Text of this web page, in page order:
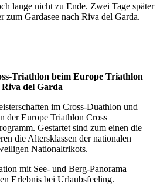
lange nicht zu Ende. Zwei Tage später
zum Gardasee nach Riva del Garda.
Triathlon beim Europe Triathlon
del Garda
im Cross-Duathlon und
der Europe Triathlon Cross
Gestartet sind zum einen die
die Altersklassen der nationalen
Nationaltrikots.
mit See- und Berg-Panorama
Erlebnis bei Urlaubsfeeling.